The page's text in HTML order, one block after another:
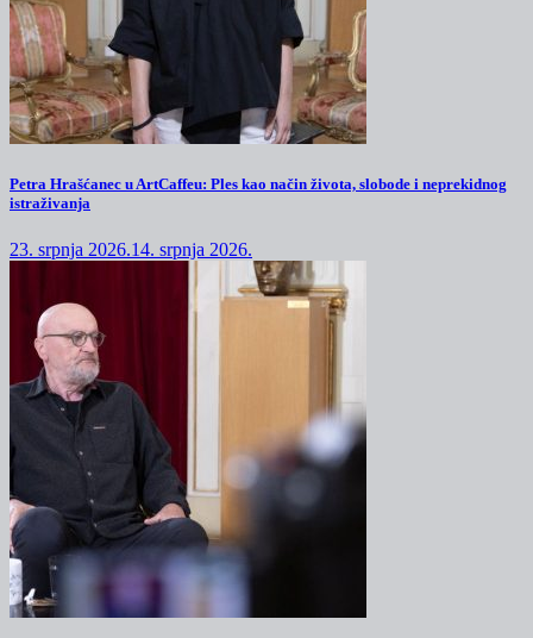
Petra Hrašćanec u ArtCaffeu: Ples kao način života, slobode i neprekidnog
istraživanja
23. srpnja 2026.14. srpnja 2026.